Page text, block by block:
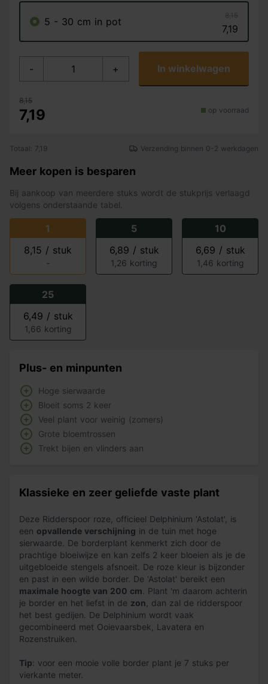
5 - 30 cm in pot
8,15
7,19
- + In winkelwagen
8,15
7,19 op voorraad
Totaal: 7,19 Verzending binnen 0-2 werkdagen
Meer kopen is besparen
Bij aankoop van meerdere stuks wordt de stukprijs verlaagd
volgens onderstaande tabel.
1
8,15 / stuk
-
5
6,89 / stuk
1,26 korting
10
6,69 / stuk
1,46 korting
25
6,49 / stuk
1,66 korting
Plus- en minpunten
Hoge sierwaarde
Bloeit soms 2 keer
Veel plant voor weinig (zomers)
Grote bloemtrossen
Trekt bijen en vlinders aan
Klassieke en zeer geliefde vaste plant
Deze Ridderspoor roze, officieel Delphinium 'Astolat', is
een opvallende verschijning in de tuin met hoge
sierwaarde. De borderplant kenmerkt zich door de
prachtige bloeiwijze en kan zelfs 2 keer bloeien als je de
uitgebloeide stengels afsnoeit. De roze kleur is bijzonder
en past in een wilde border. De 'Astolat' bereikt een
maximale hoogte van 200 cm . Plant 'm daarom achterin
je border en het liefst in de zon , dan zal de ridderspoor
het best gedijen. De Delphinium wordt vaak
gecombineerd met Ooievaarsbek, Lavatera en
Rozenstruiken.
Tip: voor een mooie volle border plant je 7 stuks per
vierkante meter.